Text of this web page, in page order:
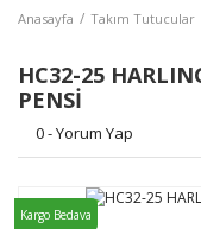
Anasayfa Takım Tutucular
HC32-25
PENSİ
0 - Yorum Yap
Kargo Bedava